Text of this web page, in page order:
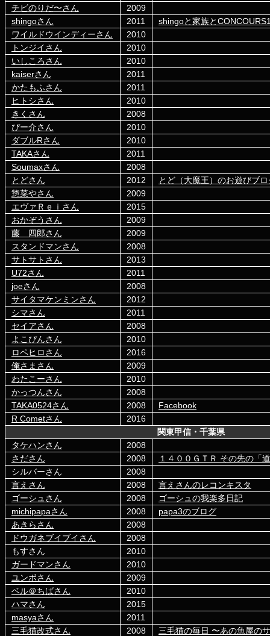
チビのりだ〜さん
2009
shingoさん
2011
shingoと家族と
ワイルドウインディーさん
2010
トンジイさん
2010
いしころさん
2010
kaiserさん
2011
かたもふさん
2011
ヒトシさん
2010
きくさん
2008
ぴー介さん
2010
ダブルRさん
2010
TAKAさん
2011
Soumaxさん
2008
とどさん
2012
とど（大魔王）のお遊びブロ
惣菜やさん
2009
エヴァＲｅｉさん
2015
おかぞうさん
2009
藤 四郎さん
2009
スタンドマンさん
2008
サトサトさん
2013
U72さん
2011
joeさん
2008
サイタマケンミンさん
2012
シマさん
2011
セイアさん
2008
よこぴんさん
2010
ロペヒロさん
2016
俺さまさん
2009
わたこーさん
2010
かっつんさん
2008
TAKA0524さん
2008
Facebook
R Cometさん
2016
関東甲信・千葉県
タケハンさん
2008
さださん
2008
１４００ＧＴＲ その先の「
シルバーさん
2008
言えさん
2008
言えさんのレコンキスタ
ゴーシュさん
2008
ゴーシュの我楽多日記
michipapaさん
2008
papa3のブログ
あきらさん
2008
ドウガネブイブイさん
2008
もすさん
2010
ガードマンさん
2010
ユンボさん
2009
ベル＠ちばさん
2010
ハマさん
2015
masyaさん
2011
三毛猫改式さん
2008
三毛猫の毎日 〜あの魚屋の